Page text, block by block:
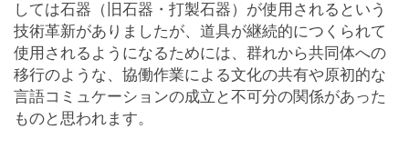
しては石器（旧石器・打製石器）が使用されるという
技術革新がありましたが、道具が継続的につくられて
使用されるようになるためには、群れから共同体への
移行のような、協働作業による文化の共有や原初的な
言語コミュケーションの成立と不可分の関係があった
ものと思われます。